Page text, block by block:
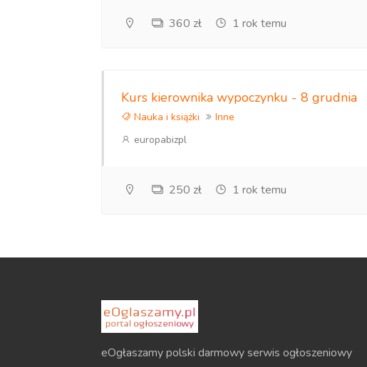
360 zł 1 rok temu
Kurs kierownika wypoczynku - 8 grudnia
Nauka i książki
Inne
europabizpl
250 zł 1 rok temu
eOgłaszamy polski darmowy serwis ogłoszeniowy